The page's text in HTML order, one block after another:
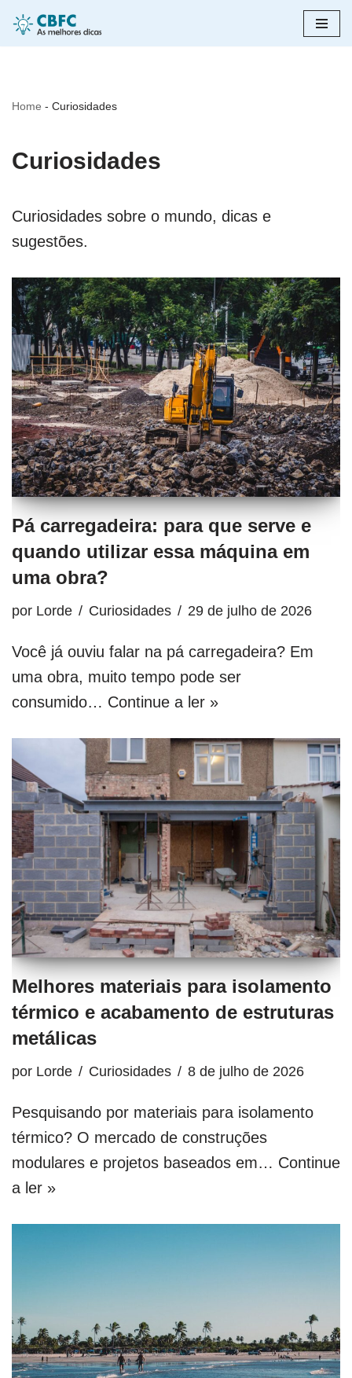
Pular
Home - Curiosidades
Curiosidades
Curiosidades sobre o mundo, dicas e
sugestões.
Pá carregadeira: para que serve e
quando utilizar essa máquina em
uma obra?
por Lorde Curiosidades 29 de julho de 2026
Você já ouviu falar na pá carregadeira? Em
uma obra, muito tempo pode ser
consumido… Continue a ler »
Melhores materiais para isolamento
térmico e acabamento de estruturas
metálicas
por Lorde Curiosidades 8 de julho de 2026
Pesquisando por materiais para isolamento
térmico? O mercado de construções
modulares e projetos baseados em… Continue
a ler »